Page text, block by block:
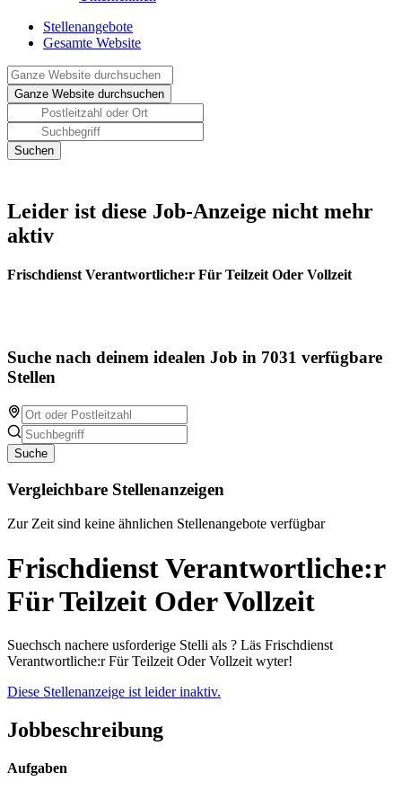
Stellenangebote
Gesamte Website
Leider ist diese Job-Anzeige nicht mehr
aktiv
Frischdienst Verantwortliche:r Für Teilzeit Oder Vollzeit
Suche nach deinem idealen Job in 7031 verfügbare
Stellen
Suche
Vergleichbare Stellenanzeigen
Zur Zeit sind keine ähnlichen Stellenangebote verfügbar
Frischdienst Verantwortliche:r
Für Teilzeit Oder Vollzeit
Suechsch nachere usforderige Stelli als ? Läs Frischdienst
Verantwortliche:r Für Teilzeit Oder Vollzeit wyter!
Diese Stellenanzeige ist leider inaktiv.
Jobbeschreibung
Aufgaben